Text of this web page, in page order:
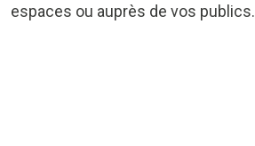
espaces ou auprès de vos publics.